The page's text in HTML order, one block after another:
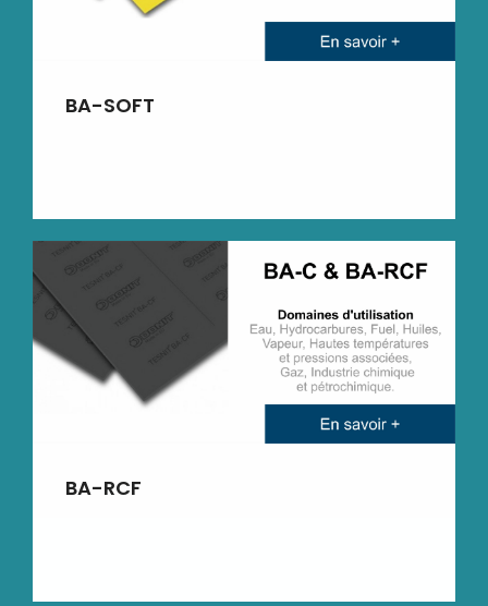
BA-SOFT
BA-RCF